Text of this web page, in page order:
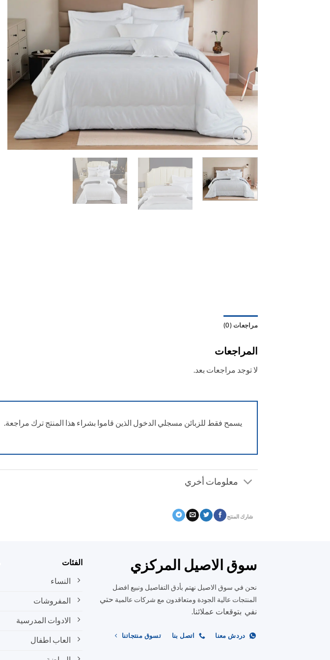
مراجعات (0)
المراجعات
لا توجد مراجعات بعد.
يسمح فقط للزبائن مسجلي الدخول الذين قاموا بشراء هذا المنتج ترك مراجعة.
معلومات أخري
شارك المنتج
سوق الاصيل المركزي
نحن في سوق الاصيل نهتم بأدق التفاصيل ونبيع افضل
المنتجات عالية الجودة ومتعاقدون مع شركات عالمية حتي
نفي بتوقعات عملائنا.
دردش معنا اتصل بنا تسوق منتجاتنا
الفئات
النساء
المفروشات
الادوات المدرسية
العاب اطفال